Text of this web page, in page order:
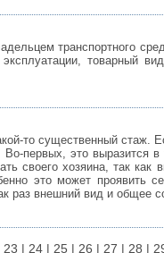
транспортного
товарный
то существенный стаж.
первых, это выразится
своего хозяина, так
это может проявить
раз внешний вид и общее
23 | 24 | 25 | 26 | 27 | 28 |